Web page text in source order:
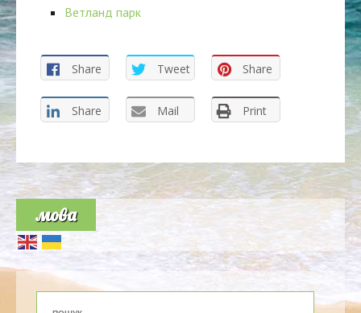
Ветланд парк
Share Tweet Share
Share Mail Print
мова